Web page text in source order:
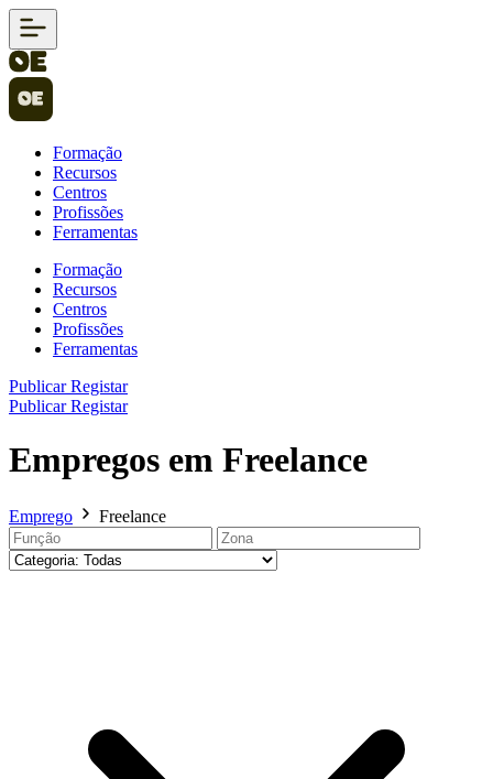
Formação
Recursos
Centros
Profissões
Ferramentas
Formação
Recursos
Centros
Profissões
Ferramentas
PublicarRegistar
PublicarRegistar
Empregos em Freelance
Emprego Freelance